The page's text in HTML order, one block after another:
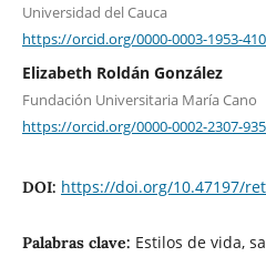
Universidad del Cauca
https://orcid.org/0000-0003-1953-
Elizabeth Roldán González
Fundación Universitaria María Cano
https://orcid.org/0000-0002-2307-
DOI: https://doi.org/10.47197/
Palabras clave: Estilos de vida,